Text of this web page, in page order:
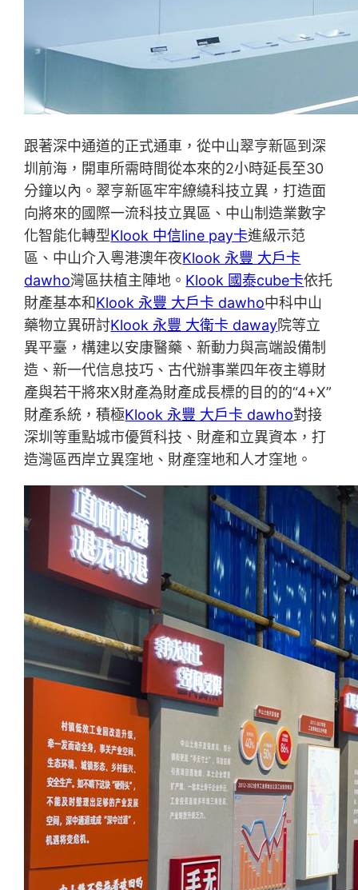
跟著深中通道的正式通車，從中山翠亨新區到深
圳前海，開車所需時間從本來的2小時延長至30
分鐘以內。翠亨新區牢牢繚繞科技立異，打造面
向將來的國際一流科技立異區、中山制造業數字
化智能化轉型Klook 中信line pay卡進級示范
區、中山介入粵港澳年夜Klook 永豐 大戶卡
dawho灣區扶植主陣地。 Klook 國泰cube卡依托
財產基本和Klook 永豐 大戶卡 dawho中科中山
藥物立異研討Klook 永豐 大衛卡 daway院等立
異平臺，構建以安康醫藥、新動力與高端設備制
造、新一代信息技巧、古代辦事業四年夜主導財
產與若干將來X財產為財產成長標的目的的“4+X”
財產系統，積極Klook 永豐 大戶卡 dawho對接
深圳等重點城市優質科技、財產和立異資本，打
造灣區西岸立異窪地、財產窪地和人才窪地。